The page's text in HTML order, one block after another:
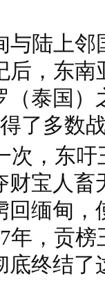
陆上邻
后，东
（泰国
了多数
，东吁
财宝人
回缅甸，
年，贡
底终结了